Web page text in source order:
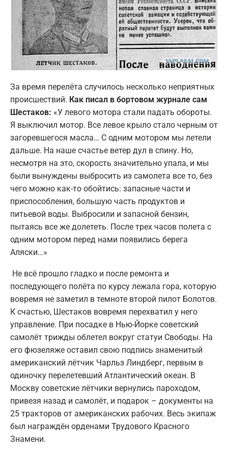
За время перелёта случилось несколько неприятных
происшествий. Как писал в бортовом журнале сам
Шестаков: «У левого мотора стали падать обороты.
Я выключил мотор. Все левое крыло стало черным от
загоревшегося масла… С одним мотором мы летели
дальше. На наше счастье ветер дул в спину. Но,
несмотря на это, скорость значительно упала, и мы
были вынуждены выбросить из самолета все то, без
чего можно как-то обойтись: запасные части и
приспособления, большую часть продуктов и
питьевой воды. Выбросили и запасной бензин,
пытаясь все же долететь. После трех часов полета с
одним мотором перед нами появились берега
Аляски…»
Не всё прошло гладко и после ремонта и
последующего полёта по курсу лежала гора, которую
вовремя не заметил в темноте второй пилот Болотов.
К счастью, Шестаков вовремя перехватил у него
управление. При посадке в Нью-Йорке советский
самолёт трижды облетел вокруг статуи Свободы. На
его фюзеляже оставил свою подпись знаменитый
американский лётчик Чарльз Линдберг, первым в
одиночку перелетевший Атлантический океан. В
Москву советские лётчики вернулись пароходом,
привезя назад и самолёт, и подарок – документы на
25 тракторов от американских рабочих. Весь экипаж
был награждён орденами Трудового Красного
Знамени.